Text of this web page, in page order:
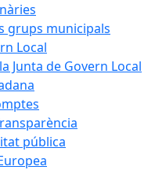
grups municipals
Local
Junta de Govern Local
pública